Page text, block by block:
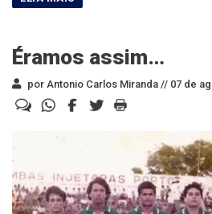
Éramos assim…
por Antonio Carlos Miranda // 07 de